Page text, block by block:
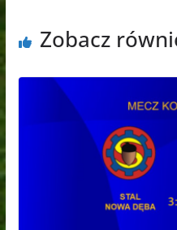
Zobacz